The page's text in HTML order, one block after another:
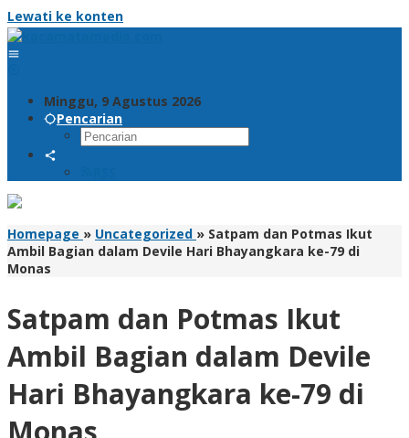
Lewati ke konten
Minggu, 9 Agustus 2026
Pencarian
Homepage » Uncategorized » Satpam dan Potmas Ikut
Ambil Bagian dalam Devile Hari Bhayangkara ke-79 di
Monas
Satpam dan Potmas Ikut
Ambil Bagian dalam Devile
Hari Bhayangkara ke-79 di